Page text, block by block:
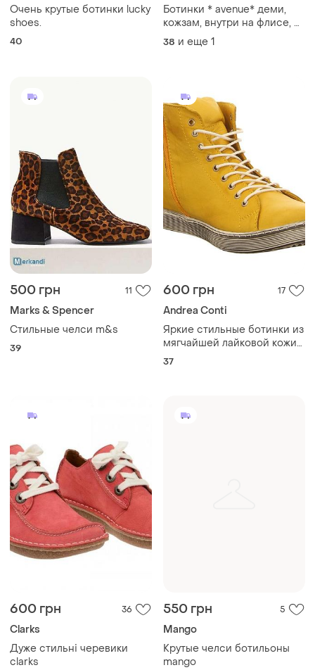
Очень крутые ботинки lucky
shoes.
40
Ботинки * avenue* деми,
кожзам, внутри на флисе, р.
38-38.5 (25 см)
38 и еще 1
500 грн 11
Marks & Spencer
Стильные челси m&s
39
600 грн 17
Andrea Conti
Яркие стильные ботинки из
мягчайшей лайковой кожи
andrea conti.
37
600 грн 36
Clarks
Дуже стильні черевики
clarks
550 грн 5
Mango
Крутые челси ботильоны
mango